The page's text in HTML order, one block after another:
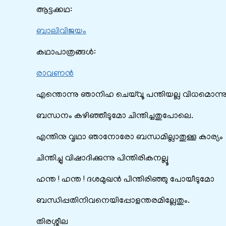
ആട്ടക്കഥ:
ബാലിവിജയം
കഥാപാത്രങ്ങൾ:
രാവണന്‍
എന്തൊന്നു ഞാനിഹ ചെയ്‌വൂ പന്തിയല്ല
ബന്ധനം കഴിഞ്ഞീടുമോ ചിന്തിച്ചതുപോലെ.
എന്തിനു വൃഥാ ഞാനോരോ ബന്ധമില്ലാതുള്ള കാര്യം
ചിന്തിച്ചു വിഷാദിക്കുന്നു പിന്തിരികനല്ലൂ
ഹന്ത ! ഹന്ത ! ദശമുഖന്‍ പിന്തിരിഞ്ഞു പോയീടുമോ
ബന്ധിപ്പതിനിവനെയിപ്പോളന്തരമില്ലേതും.
തിരശ്ശീല